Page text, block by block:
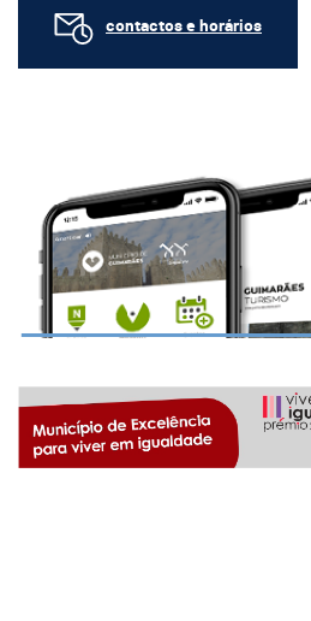
contactos e horários